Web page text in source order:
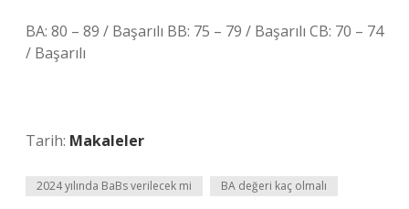
BA: 80 – 89 / Başarılı BB: 75 – 79 / Başarılı CB: 70 – 74
/ Başarılı
Tarih: Makaleler
2024 yılında BaBs verilecek mi BA değeri kaç olmalı